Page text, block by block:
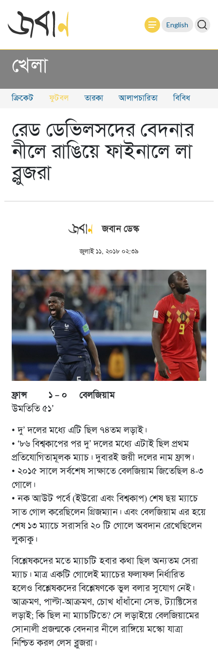
English
খেলা
ক্রিকেট ফুটবল তারকা আলাপচারিতা বিবিধ
রেড ডেভিলসদের বেদনার
নীলে রাঙিয়ে ফাইনালে লা
ব্লুজরা
জবান ডেস্ক
জুলাই ১১, ২০১৮ ০২:৩৯
ফ্রান্স ১ – ০ বেলজিয়াম
উমতিতি ৫১’
• দু’ দলের মধ্যে এটি ছিল ৭৪তম লড়াই।
• ‘৮৬ বিশ্বকাপের পর দু’ দলের মধ্যে এটাই ছিল প্রথম
প্রতিযোগিতামূলক ম্যাচ। দুবারই জয়ী দলের নাম ফ্রান্স।
• ২০১৫ সালে সর্বশেষ সাক্ষাতে বেলজিয়াম জিতেছিল ৪-৩
গোলে।
• নক আউট পর্বে (ইউরো এবং বিশ্বকাপ) শেষ ছয় ম্যাচে
সাত গোল করেছিলেন গ্রিজম্যান। এবং বেলজিয়াম এর হয়ে
শেষ ১৩ ম্যাচে সরাসরি ২০ টি গোলে অবদান রেখেছিলেন
লুকাকু।
বিশ্লেষকদের মতে ম্যাচটি হবার কথা ছিল অন্যতম সেরা
ম্যাচ। মাত্র একটি গোলেই ম্যাচের ফলাফল নির্ধারিত
হলেও বিশ্লেষকদের বিশ্লেষণকে ভুল বলার সুযোগ নেই।
আক্রমণ, পাল্টা-আক্রমণ, চোখ ধাঁধাঁনো সেভ, ট্যাক্টিসের
লড়াই; কি ছিল না ম্যাচটিতে? সে লড়াইয়ে বেলজিয়ামের
সোনালী প্রজন্মকে বেদনার নীলে রাঙ্গিয়ে মস্কো যাত্রা
নিশ্চিত করল লেস ব্লুজরা।